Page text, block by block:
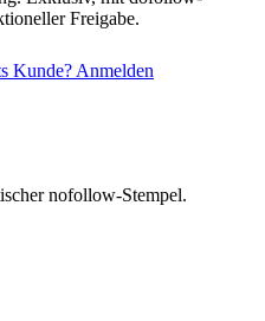
Freigabe.
Kunde? Anmelden
nofollow-Stempel.